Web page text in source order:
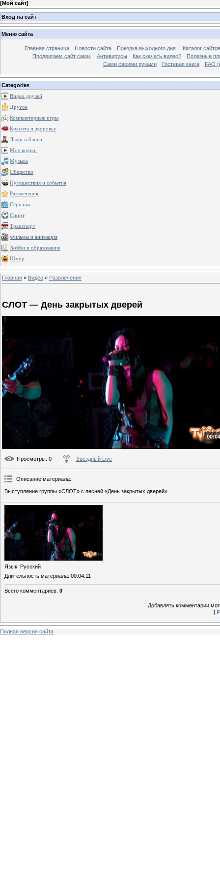
[Мой сайт]
Вход на сайт
Меню сайта
Главная страница Новости сайта Поездка выходного дня.
Каталог сайтов
Продвигаем сайт сами.
Антивирусы Как скачать видео?
Полезные
Сами своими руками
Гостевая книга FAQ
Categories
Видео друзей
Другое
Компьютерные игры
Красота и здоровье
Люди и блоги
Мое видео.
Музыка
Общество
Путешествия и события
Развлечения
Сериалы
Спорт
Транспорт
Фильмы и анимация
Хобби и образование
Юмор
Главная » Видео » Развлечения
СЛОТ — День закрытых дверей
Просмотры: 0 Звездный Live
Описание материала:
Выступление группы «СЛОТ» с песней «День закрытых дверей».
Язык: Русский
Длительность материала: 00:04:11
Всего комментариев: 0
Добавлять комментарии
[
Полная версия сайта